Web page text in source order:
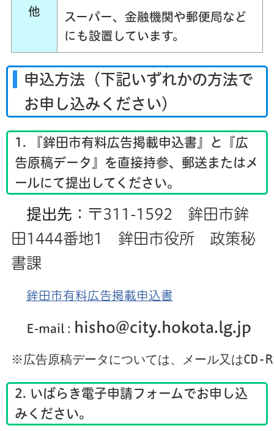
他
スーパー、金融機関や郵便局など
にも設置しています。
申込方法（下記いずれかの方法で
お申し込みください）
1. 『鉾田市有料広告掲載申込書』と『広
告原稿データ』を直接持参、郵送またはメ
ールにて提出してください。
提出先 ：〒311-1592 鉾田市鉾
田1444番地1 鉾田市役所 政策秘
書課
鉾田市有料広告掲載申込書
E-mail : hisho@city.hokota.lg.jp
※広告原稿データについては、メール又は
2. いばらき電子申請フォームでお申し込
みください。